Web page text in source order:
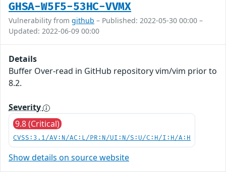
GHSA-W5F5-53HC-VVMX
Vulnerability from github – Published: 2022-05-30 00:00 –
Updated: 2022-06-09 00:00
Details
Buffer Over-read in GitHub repository vim/vim prior to
8.2.
Severity
9.8 (Critical)
CVSS:3.1/AV:N/AC:L/PR:N/UI:N/S:U/C:H/I:H/A:H
Show details on source website